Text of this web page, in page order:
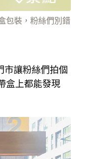
包裝，粉絲們別錯
市讓粉絲們拍個
盒上都能發現